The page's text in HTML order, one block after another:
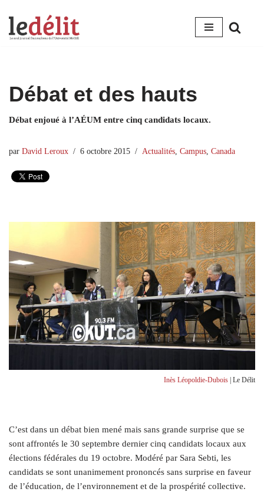
Aller
Débat et des hauts
Débat enjoué à l’AÉUM entre cinq candidats locaux.
par David Leroux 6 octobre 2015 Actualités Campus Canada
Inès Léopoldie-Dubois | Le Délit
C’est dans un débat bien mené mais sans grande surprise que se
sont affrontés le 30 septembre dernier cinq candidats locaux aux
élections fédérales du 19 octobre. Modéré par Sara Sebti, les
candidats se sont unanimement prononcés sans surprise en faveur
de l’éducation, de l’environnement et de la prospérité collective.